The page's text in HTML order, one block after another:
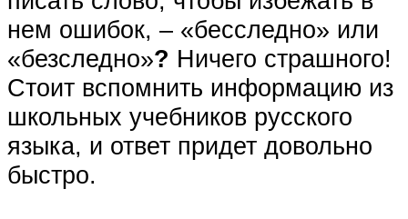
нем ошибок, – «бесследно» или
«безследно»? Ничего страшного!
Стоит вспомнить информацию из
школьных учебников русского
языка, и ответ придет довольно
быстро.